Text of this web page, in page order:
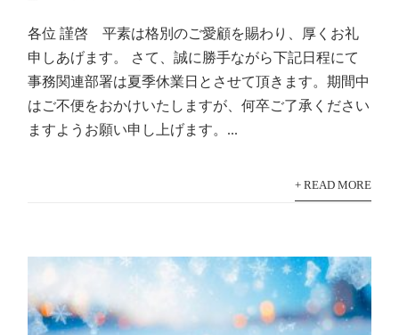
各位 謹啓 平素は格別のご愛顧を賜わり、厚くお礼
申しあげます。 さて、誠に勝手ながら下記日程にて
事務関連部署は夏季休業日とさせて頂きます。期間中
はご不便をおかけいたしますが、何卒ご了承ください
ますようお願い申し上げます。...
+ READ MORE